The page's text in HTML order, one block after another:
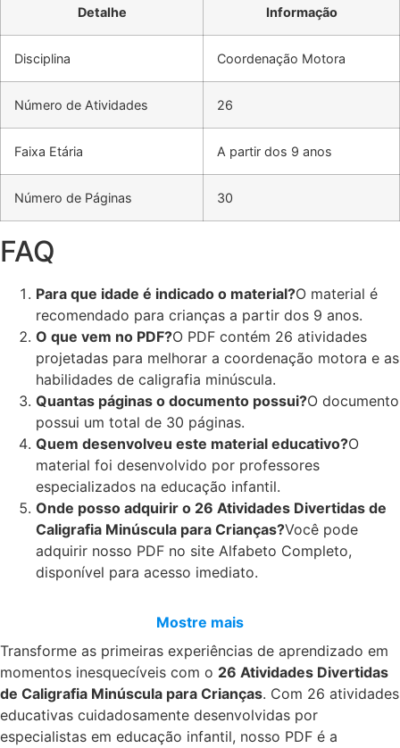
Detalhe Informação
Disciplina Coordenação Motora
Número de Atividades 26
Faixa Etária A partir dos 9 anos
Número de Páginas 30
FAQ
Para que idade é indicado o material?O material é
recomendado para crianças a partir dos 9 anos.
O que vem no PDF?O PDF contém 26 atividades
projetadas para melhorar a coordenação motora e as
habilidades de caligrafia minúscula.
Quantas páginas o documento possui?O documento
possui um total de 30 páginas.
Quem desenvolveu este material educativo?O
material foi desenvolvido por professores
especializados na educação infantil.
Onde posso adquirir o 26 Atividades Divertidas de
Caligrafia Minúscula para Crianças?Você pode
adquirir nosso PDF no site Alfabeto Completo,
disponível para acesso imediato.
Mostre mais
Transforme as primeiras experiências de aprendizado em
momentos inesquecíveis com o 26 Atividades Divertidas
de Caligrafia Minúscula para Crianças. Com 26 atividades
educativas cuidadosamente desenvolvidas por
especialistas em educação infantil, nosso PDF é a